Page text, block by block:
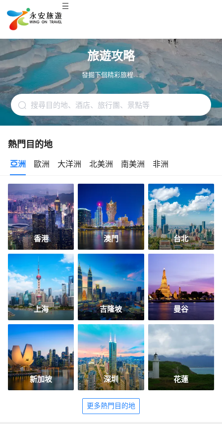
旅遊攻略
發掘下個精彩旅程. . .
熱門目的地
亞洲 歐洲 大洋洲 北美洲 南美洲 非洲
香港 澳門 台北
上海 吉隆坡 曼谷
新加坡 深圳 花蓮
更多熱門目的地